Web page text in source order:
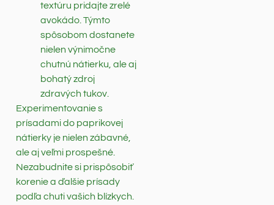
textúru pridajte zrelé
avokádo. Týmto
spôsobom dostanete
nielen výnimočne
chutnú nátierku, ale aj
bohatý zdroj
zdravých tukov.
Experimentovanie s
prísadami do paprikovej
nátierky je nielen zábavné,
ale aj veľmi prospešné.
Nezabudnite si prispôsobiť
korenie a ďalšie prísady
podľa chuti vašich blízkych.